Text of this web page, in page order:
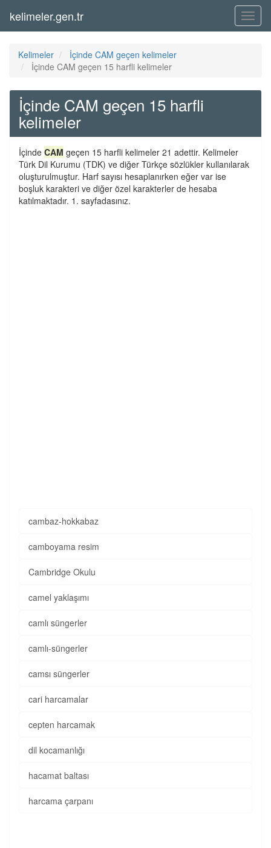
Menü
kelimeler.gen.tr
Kelimeler
İçinde CAM geçen kelimeler
İçinde CAM geçen 15 harfli kelimeler
İçinde CAM geçen 15 harfli
kelimeler
İçinde CAM geçen 15 harfli kelimeler 21 adettir. Kelimeler
Türk Dil Kurumu (TDK) ve diğer Türkçe sözlükler kullanılarak
oluşturulmuştur. Harf sayısı hesaplanırken eğer var ise
boşluk karakteri ve diğer özel karakterler de hesaba
katılmaktadır. 1. sayfadasınız.
cambaz-hokkabaz
camboyama resim
Cambridge Okulu
camel yaklaşımı
camlı süngerler
camlı-süngerler
camsı süngerler
cari harcamalar
cepten harcamak
dil kocamanlığı
hacamat baltası
harcama çarpanı